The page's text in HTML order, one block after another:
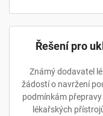
Řešení pro
Známý dodavatel
žádostí o navržení
podmínkám
lékařských